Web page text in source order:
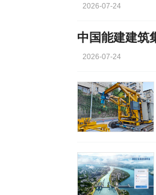
火电，成为第一大电源
2026-07-24
中国能建建筑
2026-07-24